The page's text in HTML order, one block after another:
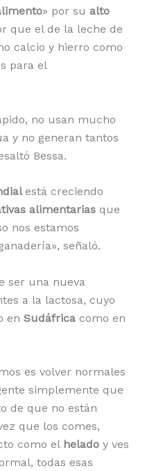
» por su alto
que el de la leche de
calcio y hierro como
para el
no usan mucho
y no generan tantos
Bessa.
está creciendo
alimentarias que
nos estamos
señaló.
ser una nueva
a la lactosa, cuyo
en Sudáfrica como en
es volver normales
simplemente que
de que no están
que los comes,
como el helado y ves
todas esas